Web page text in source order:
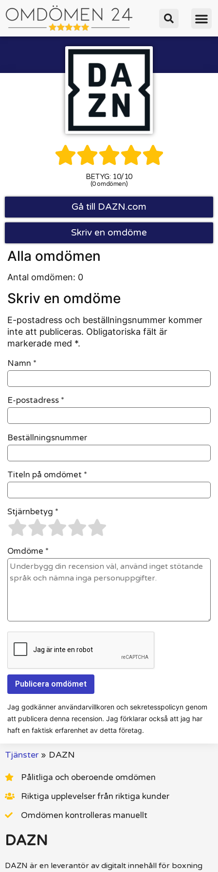

BETYG: 10/10
(0 omdömen)
Gå till DAZN.com
Skriv en omdöme
Alla omdömen
Antal omdömen: 0
Skriv en omdöme
E-postadress och beställningsnummer kommer
inte att publiceras. Obligatoriska fält är
markerade med *.
Namn *
E-postadress *
Beställningsnummer
Titeln på omdömet *
Stjärnbetyg *
Omdöme *
Jag godkänner användarvillkoren och sekretesspolicyn genom
att publicera denna recension. Jag förklarar också att jag har
haft en faktisk erfarenhet av detta företag.
Tjänster» DAZN
Pålitliga och oberoende omdömen
Riktiga upplevelser från riktiga kunder
Omdömen kontrolleras manuellt
DAZN
DAZN är en leverantör av digitalt innehåll för boxning